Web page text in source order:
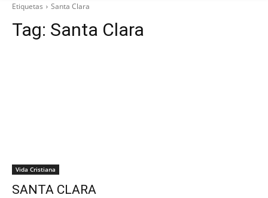
Etiquetas Santa Clara
Tag: Santa Clara
Vida Cristiana
SANTA CLARA